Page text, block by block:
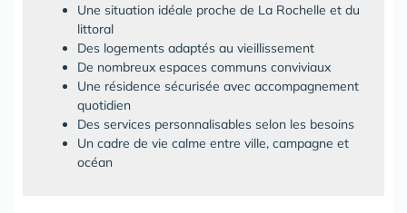
Une situation idéale proche de La Rochelle et du
littoral
Des logements adaptés au vieillissement
De nombreux espaces communs conviviaux
Une résidence sécurisée avec accompagnement
quotidien
Des services personnalisables selon les besoins
Un cadre de vie calme entre ville, campagne et
océan